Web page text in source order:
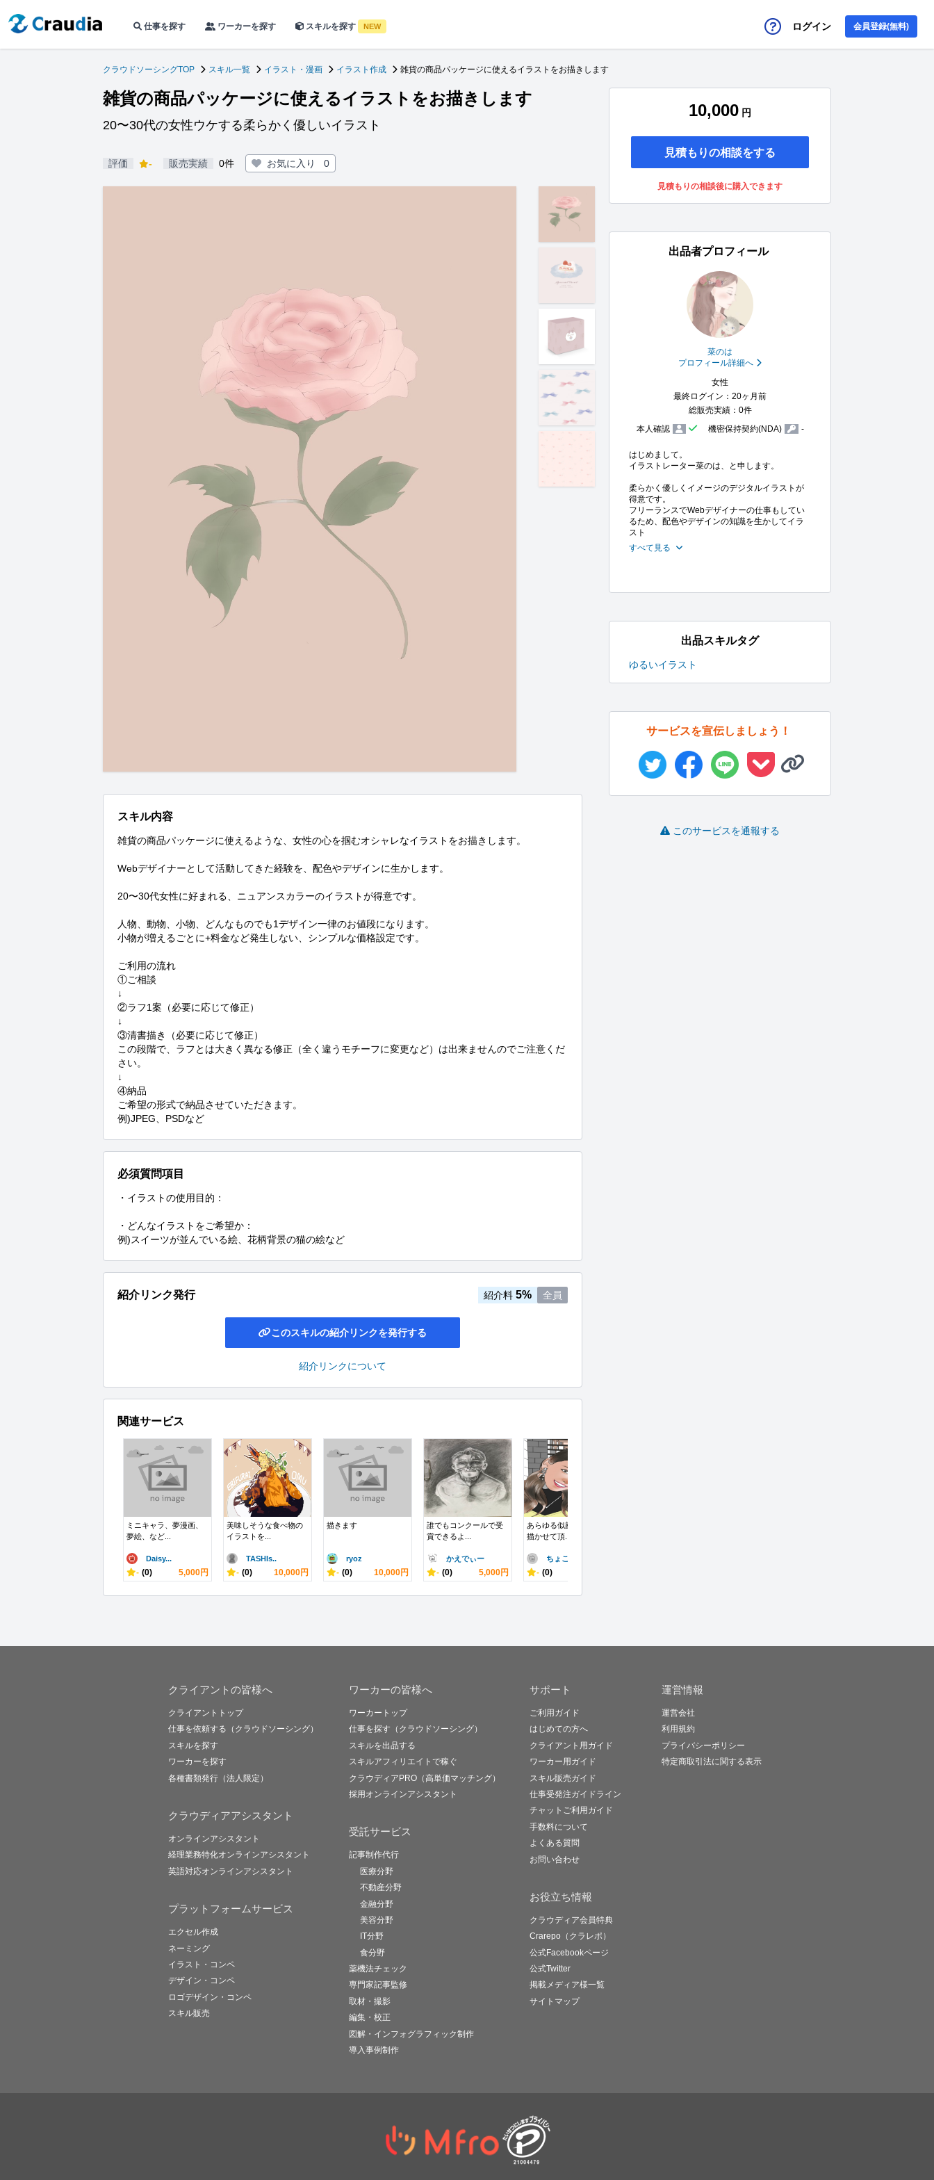
仕事を探す ワーカーを探す スキルを探す NEW ログイン 会員登録(無料)
クラウドソーシングTOP スキル一覧 イラスト・漫画 イラスト作成 雑貨の商品パッケージに使えるイラストをお描きします
雑貨の商品パッケージに使えるイラストをお描きします
20〜30代の女性ウケする柔らかく優しいイラスト
評価 - 販売実績 0件 お気に入り 0
スキル内容
雑貨の商品パッケージに使えるような、女性の心を掴むオシャレなイラストをお描きします。
Webデザイナーとして活動してきた経験を、配色やデザインに生かします。
20〜30代女性に好まれる、ニュアンスカラーのイラストが得意です。
人物、動物、小物、どんなものでも1デザイン一律のお値段になります。
小物が増えるごとに+料金など発生しない、シンプルな価格設定です。
ご利用の流れ
①ご相談
↓
②ラフ1案（必要に応じて修正）
↓
③清書描き（必要に応じて修正）
この段階で、ラフとは大きく異なる修正（全く違うモチーフに変更など）は出来ませんのでご注意くだ
さい。
↓
④納品
ご希望の形式で納品させていただきます。
例)JPEG、PSDなど
必須質問項目
・イラストの使用目的：
・どんなイラストをご希望か：
例)スイーツが並んでいる絵、花柄背景の猫の絵など
紹介リンク発行 紹介料 5% 全員
このスキルの紹介リンクを発行する
紹介リンクについて
関連サービス
ミニキャラ、夢漫画、
夢絵、など...
Daisy...
- (0) 5,000円
美味しそうな食べ物の
イラストを...
TASHIs..
- (0) 10,000円
描きます
ryoz
- (0) 10,000円
誰でもコンクールで受
賞できるよ...
かえでぃー
- (0) 5,000円
あらゆる似顔絵などを
描かせて頂...
ちょこめろん
- (0)
10,000 円
見積もりの相談をする
見積もりの相談後に購入できます
出品者プロフィール
菜のは
プロフィール詳細へ
女性
最終ログイン：20ヶ月前
総販売実績：0件
本人確認
機密保持契約(NDA) -
はじめまして。
イラストレーター菜のは、と申します。
柔らかく優しくイメージのデジタルイラストが
得意です。
フリーランスでWebデザイナーの仕事もしてい
るため、配色やデザインの知識を生かしてイラ
スト
すべて見る
出品スキルタグ
ゆるいイラスト
サービスを宣伝しましょう！
このサービスを通報する
クライアントの皆様へ
クライアントトップ
仕事を依頼する（クラウドソーシング）
スキルを探す
ワーカーを探す
各種書類発行（法人限定）
クラウディアアシスタント
オンラインアシスタント
経理業務特化オンラインアシスタント
英語対応オンラインアシスタント
プラットフォームサービス
エクセル作成
ネーミング
イラスト・コンペ
デザイン・コンペ
ロゴデザイン・コンペ
スキル販売
ワーカーの皆様へ
ワーカートップ
仕事を探す（クラウドソーシング）
スキルを出品する
スキルアフィリエイトで稼ぐ
クラウディアPRO（高単価マッチング）
採用オンラインアシスタント
受託サービス
記事制作代行
医療分野
不動産分野
金融分野
美容分野
IT分野
食分野
薬機法チェック
専門家記事監修
取材・撮影
編集・校正
図解・インフォグラフィック制作
導入事例制作
サポート
ご利用ガイド
はじめての方へ
クライアント用ガイド
ワーカー用ガイド
スキル販売ガイド
仕事受発注ガイドライン
チャットご利用ガイド
手数料について
よくある質問
お問い合わせ
お役立ち情報
クラウディア会員特典
Crarepo（クラレポ）
公式Facebookページ
公式Twitter
掲載メディア様一覧
サイトマップ
運営情報
運営会社
利用規約
プライバシーポリシー
特定商取引法に関する表示